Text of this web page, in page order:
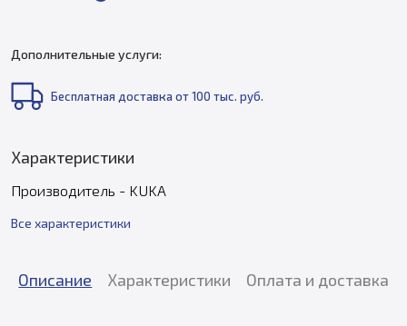
Дополнительные услуги:
Бесплатная доставка от 100 тыс. руб.
Характеристики
Производитель - KUKA
Все характеристики
Описание Характеристики Оплата и доставка